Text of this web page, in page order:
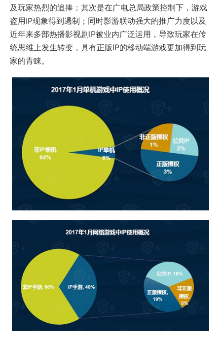
及玩家热烈的追捧；其次是在广电总局政策控制下，游戏
盗用IP现象得到遏制；同时影游联动强大的推广力度以及
近年来多部热播影视剧IP被业内广泛运用，导致玩家在传
统思维上发生转变，具有正版IP的移动端游戏更加得到玩
家的青睐。